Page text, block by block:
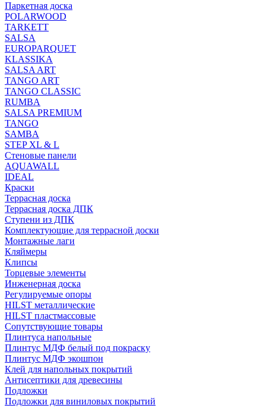
Паркетная доска
POLARWOOD
TARKETT
SALSA
EUROPARQUET
KLASSIKA
SALSA ART
TANGO ART
TANGO CLASSIC
RUMBA
SALSA PREMIUM
TANGO
SAMBA
STEP XL & L
Стеновые панели
AQUAWALL
IDEAL
Краски
Террасная доска
Террасная доска ДПК
Ступени из ДПК
Комплектующие для террасной доски
Монтажные лаги
Кляймеры
Клипсы
Торцевые элементы
Инженерная доска
Регулируемые опоры
HILST металлические
HILST пластмассовые
Сопутствующие товары
Плинтуса напольные
Плинтус МДФ белый под покраску
Плинтус МДФ экошпон
Клей для напольных покрытий
Антисептики для древесины
Подложки
Подложки для виниловых покрытий